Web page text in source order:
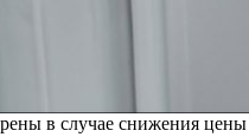
в случае снижения цены